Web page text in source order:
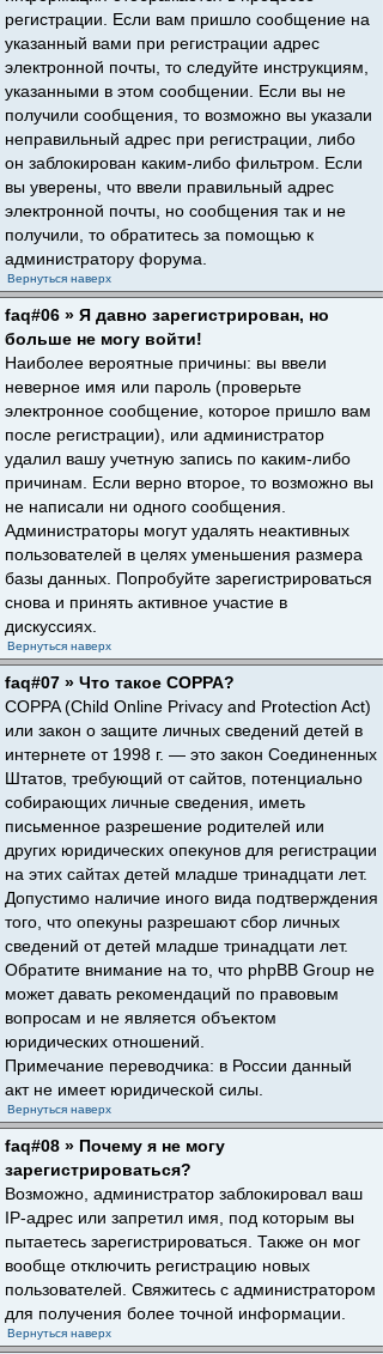
регистрации. Если вам пришло сообщение на
указанный вами при регистрации адрес
электронной почты, то следуйте инструкциям,
указанными в этом сообщении. Если вы не
получили сообщения, то возможно вы указали
неправильный адрес при регистрации, либо
он заблокирован каким-либо фильтром. Если
вы уверены, что ввели правильный адрес
электронной почты, но сообщения так и не
получили, то обратитесь за помощью к
администратору форума.
Вернуться наверх
faq#06 » Я давно зарегистрирован, но
больше не могу войти!
Наиболее вероятные причины: вы ввели
неверное имя или пароль (проверьте
электронное сообщение, которое пришло вам
после регистрации), или администратор
удалил вашу учетную запись по каким-либо
причинам. Если верно второе, то возможно вы
не написали ни одного сообщения.
Администраторы могут удалять неактивных
пользователей в целях уменьшения размера
базы данных. Попробуйте зарегистрироваться
снова и принять активное участие в
дискуссиях.
Вернуться наверх
faq#07 » Что такое COPPA?
COPPA (Child Online Privacy and Protection Act)
или закон о защите личных сведений детей в
интернете от 1998 г. — это закон Соединенных
Штатов, требующий от сайтов, потенциально
собирающих личные сведения, иметь
письменное разрешение родителей или
других юридических опекунов для регистрации
на этих сайтах детей младше тринадцати лет.
Допустимо наличие иного вида подтверждения
того, что опекуны разрешают сбор личных
сведений от детей младше тринадцати лет.
Обратите внимание на то, что phpBB Group не
может давать рекомендаций по правовым
вопросам и не является объектом
юридических отношений.
Примечание переводчика: в России данный
акт не имеет юридической силы.
Вернуться наверх
faq#08 » Почему я не могу
зарегистрироваться?
Возможно, администратор заблокировал ваш
IP-адрес или запретил имя, под которым вы
пытаетесь зарегистрироваться. Также он мог
вообще отключить регистрацию новых
пользователей. Свяжитесь с администратором
для получения более точной информации.
Вернуться наверх